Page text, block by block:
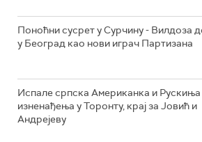
Поноћни сусрет у Сурчину - Вилдоза
у Београд као нови играч Партизана
Испале српска Американка и Рускиња
изненађења у Торонту, крај за Јовић и
Андрејеву